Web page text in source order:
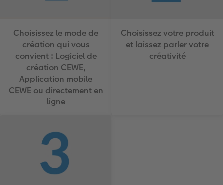
Choisissez le mode de
création qui vous
convient : Logiciel de
création CEWE,
Application mobile
CEWE ou directement en
ligne
Choisissez votre produit
et laissez parler votre
créativité